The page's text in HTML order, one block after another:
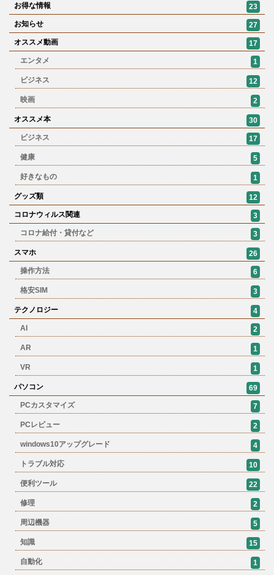
お得な情報
23
お知らせ
27
オススメ動画
17
エンタメ
1
ビジネス 12
映画 2
オススメ本
30
ビジネス
17
健康 5
好きなもの 1
グッズ類
12
コロナウィルス関連
3
コロナ給付・貸付など
3
スマホ
26
操作方法
6
格安SIM 3
テクノロジー
4
AI
2
AR 1
VR 1
パソコン
69
PCカスタマイズ
7
PCレビュー 2
windows10アップグレード 4
トラブル対応 10
便利ツール 22
修理 2
周辺機器 5
知識 15
自動化 1